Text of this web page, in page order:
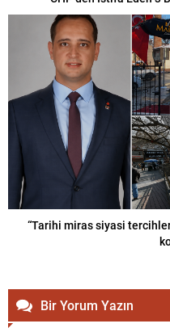
“Tarihi miras siyasi
Bir Yorum Yazın